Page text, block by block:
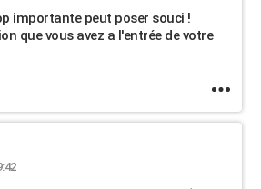
importante peut poser souci !
que vous avez a l'entrée de votre